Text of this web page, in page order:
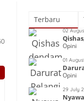
Terbaru
02
Opini
01
Opini
29 July